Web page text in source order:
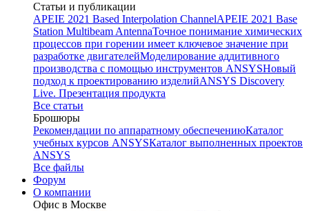
Статьи и публикации
APEIE 2021 Based Interpolation ChannelAPEIE 2021 Base
Station Multibeam AntennaТочное понимание химических
процессов при горении имеет ключевое значение при
разработке двигателейМоделирование аддитивного
производства с помощью инструментов ANSYSНовый
подход к проектированию изделийANSYS Discovery
Live. Презентация продукта
Все статьи
Брошюры
Рекомендации по аппаратному обеспечениюКаталог
учебных курсов ANSYSКаталог выполненных проектов
ANSYS
Все файлы
Форум
О компании
Офис в Москве